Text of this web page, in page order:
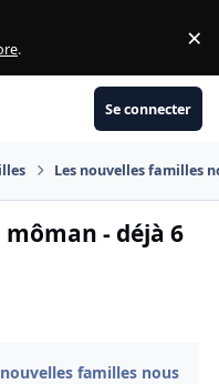
. ×
Se connecter
Les nouvelles familles
- déjà 6
familles nous